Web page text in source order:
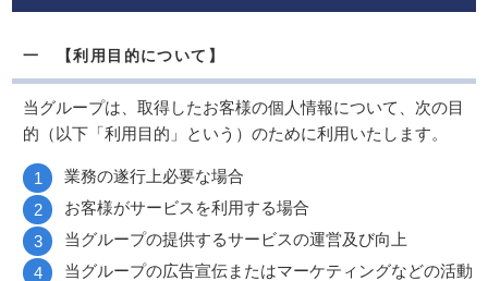
一 【利用目的について】
当グループは、取得したお客様の個人情報について、次の目
的（以下「利用目的」という）のために利用いたします。
業務の遂行上必要な場合
お客様がサービスを利用する場合
当グループの提供するサービスの運営及び向上
当グループの広告宣伝またはマーケティングなどの活動